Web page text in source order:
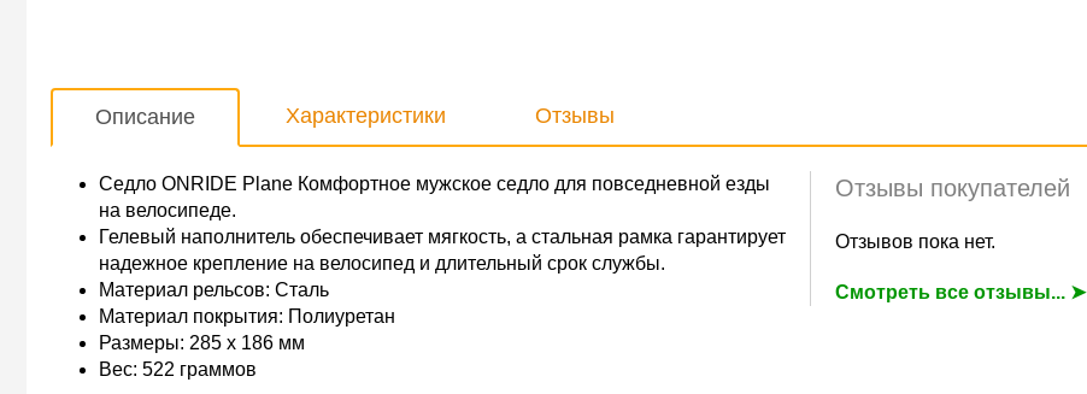
Описание Характеристики Отзывы
Отзывы покупателей
Отзывов пока нет.
Смотреть все отзывы... ➤
Седло ONRIDE Plane Комфортное мужское седло для повседневной езды
на велосипеде.
Гелевый наполнитель обеспечивает мягкость, а стальная рамка гарантирует
надежное крепление на велосипед и длительный срок службы.
Материал рельсов: Сталь
Материал покрытия: Полиуретан
Размеры: 285 х 186 мм
Вес: 522 граммов